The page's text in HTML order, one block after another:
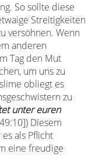
So sollte diese
Streitigkeiten
versöhnen. Wenn
anderen
Tag den Mut
um uns zu
obliegt es
zu
unter euren
Diesem
als Pflicht
eine freudige